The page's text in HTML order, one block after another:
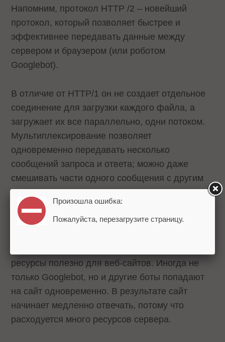
Напомним, протокол HTTP /2 – новейший
протокол, который позволяет быстрее и
эффективнее передавать данные между
сервером и браузером (или роботом
Googlebot).
В отличие от HTTP/1 он не создает отдельное
соединение для загрузки каждого файла, а
загружает их все параллельно, одни потоком.
Мультиплексирование позволяет
одновременно передавать несколько
сообщений запроса и ответа; можно даже
смешивать части одного сообщения с другим
по сети.
Такие возможности HTTP/2 уменьшают
ресурсы полезно для веб-сайтов. Иногда не
только Googlebot, но и другие боты попадают
на сайт одновременно. В результате сайт
начинает медленно отвечать, потому что
расходуется много ресурсов сервера.
Произошла ошибка:
Пожалуйста, перезагрузите страницу.